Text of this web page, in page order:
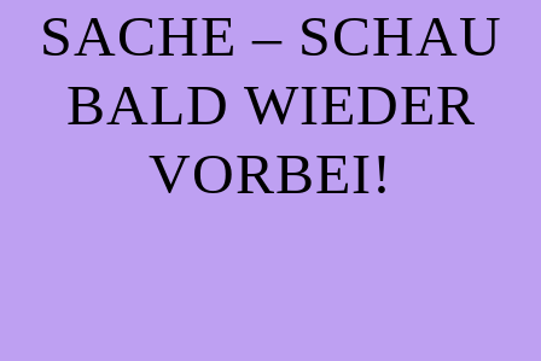
ACHE – SCHAU B
ALD WIEDER V
ORBEI!